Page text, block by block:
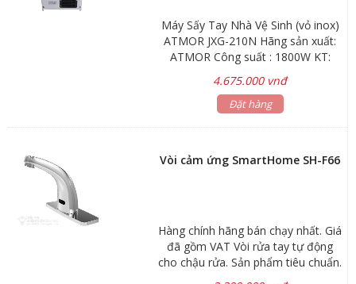
Máy Sấy Tay Nhà Vệ Sinh (vỏ inox)
ATMOR JXG-210N Hãng sản xuất:
ATMOR Công suất : 1800W KT:
kiện 1 năm
4.675.000 vnđ
Đặt hàng
Vòi cảm ứng SmartHome SH-F66
Hàng chính hãng bán chạy nhất. Giá
đã gồm VAT Vòi rửa tay tự động
cho chậu rửa. Sản phẩm tiêu chuẩn.